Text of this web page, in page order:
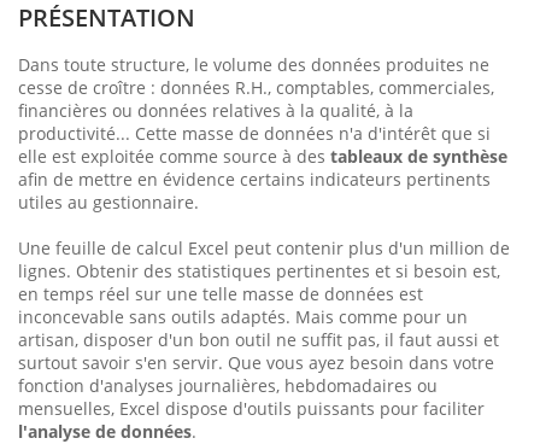
PRÉSENTATION
Dans toute structure, le volume des données produites ne
cesse de croître : données R.H., comptables, commerciales,
financières ou données relatives à la qualité, à la
productivité... Cette masse de données n'a d'intérêt que si
elle est exploitée comme source à des tableaux de synthèse
afin de mettre en évidence certains indicateurs pertinents
utiles au gestionnaire.
Une feuille de calcul Excel peut contenir plus d'un million de
lignes. Obtenir des statistiques pertinentes et si besoin est,
en temps réel sur une telle masse de données est
inconcevable sans outils adaptés. Mais comme pour un
artisan, disposer d'un bon outil ne suffit pas, il faut aussi et
surtout savoir s'en servir. Que vous ayez besoin dans votre
fonction d'analyses journalières, hebdomadaires ou
mensuelles, Excel dispose d'outils puissants pour faciliter
l'analyse de données.